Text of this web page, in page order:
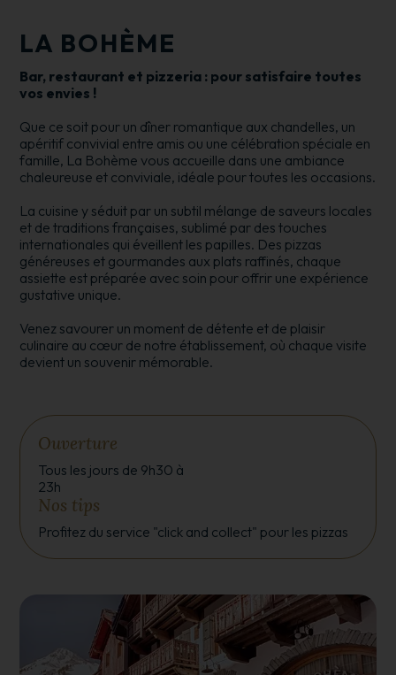
LA BOHÈME
Bar, restaurant et pizzeria : pour satisfaire toutes
vos envies !
Que ce soit pour un dîner romantique aux chandelles, un
apéritif convivial entre amis ou une célébration spéciale en
famille, La Bohème vous accueille dans une ambiance
chaleureuse et conviviale, idéale pour toutes les occasions.
La cuisine y séduit par un subtil mélange de saveurs locales
et de traditions françaises, sublimé par des touches
internationales qui éveillent les papilles. Des pizzas
généreuses et gourmandes aux plats raffinés, chaque
assiette est préparée avec soin pour offrir une expérience
gustative unique.
Venez savourer un moment de détente et de plaisir
culinaire au cœur de notre établissement, où chaque visite
devient un souvenir mémorable.
Ouverture
Tous les jours de 9h30 à
23h
Nos tips
Profitez du service "click and collect" pour les pizzas